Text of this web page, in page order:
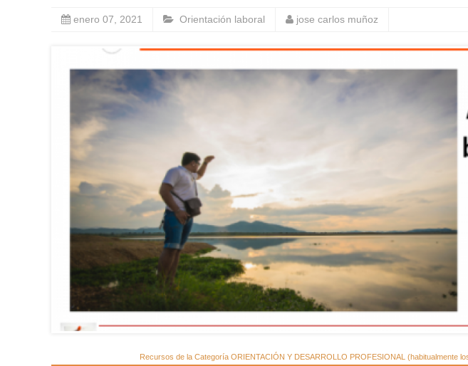
enero 07, 2021 Orientación laboral jose carlos muñoz
Recursos de la Categoría ORIENTACIÓN Y DESARROLLO PROFESIONAL (habitualmente